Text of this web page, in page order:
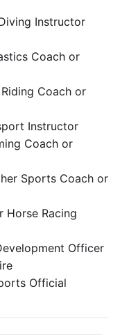
Instructor
Coach or
Coach or
Instructor
Coach or
Sports Coach or
Horse Racing
Officer
Official